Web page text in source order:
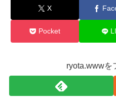
X
Pocket
ryota.wwwを